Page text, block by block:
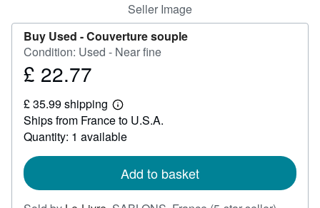
Seller Image
Buy Used -Couverture souple
Condition: Used - Near fine
Price
22.77
£ 22.77
£ 35.99 shipping
Learn
more
about
shipping
Ships from France to U.S.A.
Quantity: 1 available
Add to basket